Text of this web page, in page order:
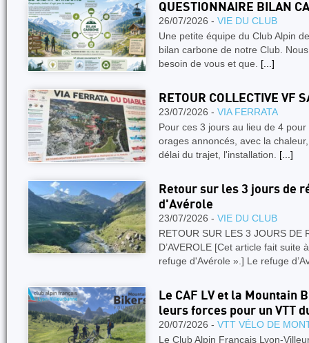
QUESTIONNAIRE BILAN
26/07/2026 - VIE DU CLUB
Une petite équipe du Club Alpin
bilan carbone de notre Club.
besoin de vous et que. [...]
RETOUR COLLECTIVE VF
23/07/2026 - VIA FERRATA
Pour ces 3 jours au lieu de 4
orages annoncés, avec la
délai du trajet, l'installation. [...]
Retour sur les 3 jours de
d'Avérole
23/07/2026 - VIE DU CLUB
RETOUR SUR LES 3 JOURS DE
D’AVEROLE [Cet article fait
refuge d'Avérole ».] Le refuge
Le CAF LV et la Mountain
leurs forces pour un VTT
20/07/2026 - VTT VÉLO DE
Le Club Alpin Français Lyon-